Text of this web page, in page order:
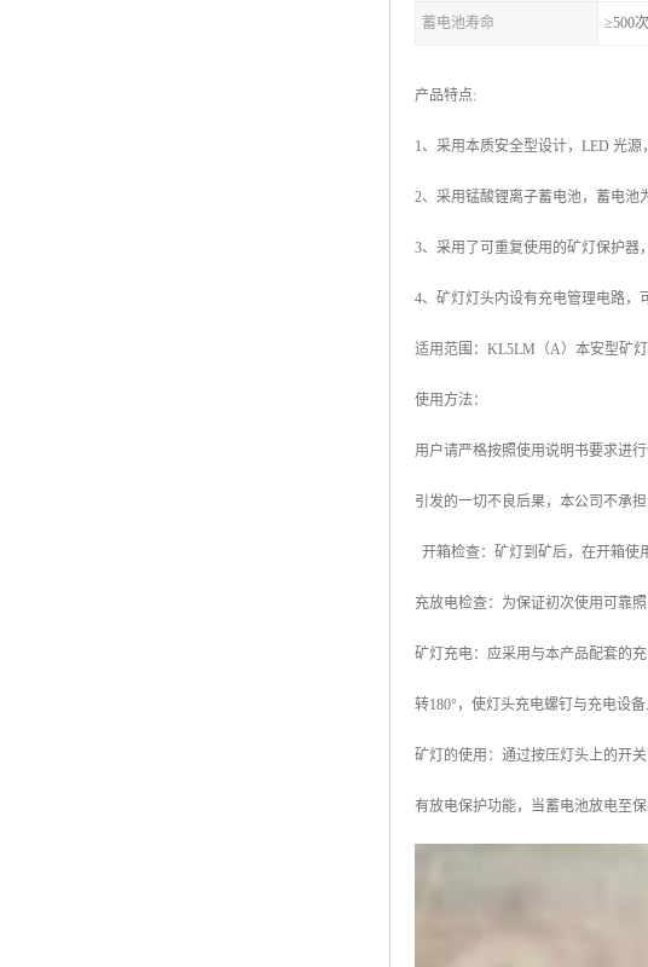
蓄电池寿命 ≥500次
产品特点:
1、采用本质安全型设计，LED 光
2、采用锰酸锂离子蓄电池，蓄电池
3、采用了可重复使用的矿灯保护器
4、矿灯灯头内设有充电管理电路，
适用范围：KL5LM（A）本安型矿
使用方法：
用户请严格按照使用说明书要求进
引发的一切不良后果，本公司不承担
开箱检查：矿灯到矿后，在开箱使
充放电检查：为保证初次使用可靠
矿灯充电：应采用与本产品配套的
转180°，使灯头充电螺钉与充电设
矿灯的使用：通过按压灯头上的开
有放电保护功能，当蓄电池放电至